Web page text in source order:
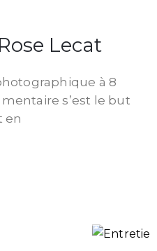
Lecat
à 8
s’est le but
en